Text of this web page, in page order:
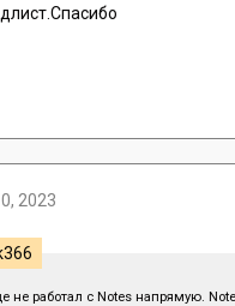
2023
не работал с Notes напрямую.